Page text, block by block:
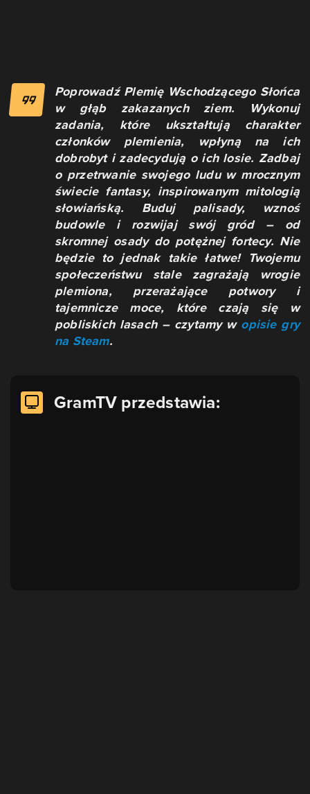
Poprowadź Plemię Wschodzącego Słońca
w głąb zakazanych ziem. Wykonuj
zadania, które ukształtują charakter
członków plemienia, wpłyną na ich
dobrobyt i zadecydują o ich losie. Zadbaj
o przetrwanie swojego ludu w mrocznym
świecie fantasy, inspirowanym mitologią
słowiańską. Buduj palisady, wznoś
budowle i rozwijaj swój gród – od
skromnej osady do potężnej fortecy. Nie
będzie to jednak takie łatwe! Twojemu
społeczeństwu stale zagrażają wrogie
plemiona, przerażające potwory i
tajemnicze moce, które czają się w
pobliskich lasach – czytamy w opisie gry
na Steam.
GramTV przedstawia: